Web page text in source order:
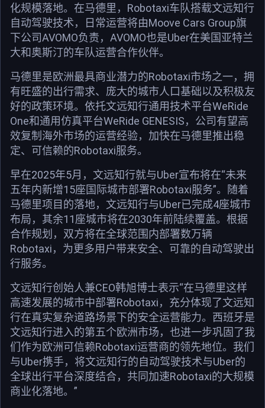
化规模落地。在马德里，Robotaxi车队搭载文远知行
自动驾驶技术，日常运营将由Moove Cars Group旗
下公司AVOMO负责，AVOMO也是Uber在美国亚特兰
大和奥斯汀的车队运营合作伙伴。
马德里是欧洲最具商业潜力的Robotaxi市场之一，拥
有旺盛的出行需求、庞大的城市人口基础以及积极友
好的政策环境。依托文远知行通用技术平台WeRide
One和通用仿真平台WeRide GENESIS，公司有望高
效复制海外市场的运营经验，加快在马德里推出稳
定、可信赖的Robotaxi服务。
早在2025年5月，文远知行就与Uber宣布将在“未来
五年内新增15座国际城市部署Robotaxi服务”。随着
马德里项目的落地，文远知行与Uber已完成4座城市
布局，其余11座城市将在2030年前陆续覆盖。根据
合作规划，双方将在全球范围内部署数万辆
Robotaxi，为更多用户带来安全、可靠的自动驾驶出
行服务。
文远知行创始人兼CEO韩旭博士表示“在马德里这样
高速发展的城市中部署Robotaxi，充分体现了文远知
行在真实复杂道路场景下的安全运营能力。西班牙是
文远知行进入的第五个欧洲市场，也进一步巩固了我
们作为欧洲可信赖Robotaxi运营商的领先地位。我们
与Uber携手，将文远知行的自动驾驶技术与Uber的
全球出行平台深度结合，共同加速Robotaxi的大规模
商业化落地。”